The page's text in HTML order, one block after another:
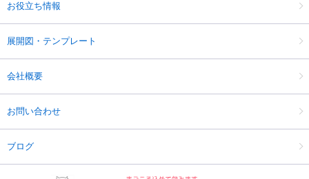
お役立ち情報
展開図・テンプレート
会社概要
お問い合わせ
ブログ